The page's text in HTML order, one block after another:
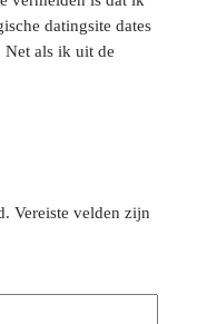
datingsite dates
Net als ik uit de
Vereiste velden zijn